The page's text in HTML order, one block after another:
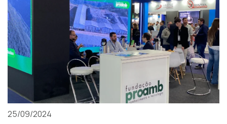
25/09/2024